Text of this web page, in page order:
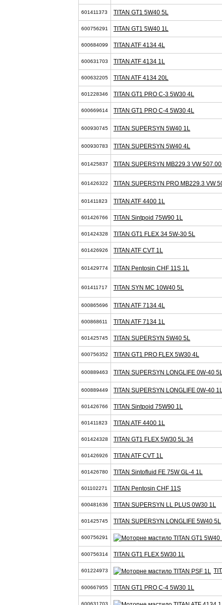
601411373 TITAN GT1 5W40 5L
600756291 TITAN GT1 5W40 1L
600684099 TITAN ATF 4134 4L
600631703 TITAN ATF 4134 1L
600632205 TITAN ATF 4134 20L
601228346 TITAN GT1 PRO C-3 5W30 4L
600669614 TITAN GT1 PRO C-4 5W30 4L
600930745 TITAN SUPERSYN 5W40 1L
600930783 TITAN SUPERSYN 5W40 4L
601425837 TITAN SUPERSYN MB229.3 VW
601426322 TITAN SUPERSYN PRO MB229.3 VW
601411823 TITAN ATF 4400 1L
601426766 TITAN Sintpoid 75W90 1L
601424328 TITAN GT1 FLEX 34 5W-30 5L
601426926 TITAN ATF CVT 1L
601429774 TITAN Pentosin CHF 11S 1L
601411717 TITAN SYN MC 10W40 5L
600865696 TITAN ATF 7134 4L
600868611 TITAN ATF 7134 1L
601425745 TITAN SUPERSYN 5W40 5L
600756352 TITAN GT1 PRO FLEX 5W30 4L
600889463 TITAN SUPERSYN LONGLIFE 0W-40
600889449 TITAN SUPERSYN LONGLIFE 0W-40
601426766 TITAN Sintpoid 75W90 1L
601411823 TITAN ATF 4400 1L
601424328 TITAN GT1 FLEX 5W30 5L 34
601426926 TITAN ATF CVT 1L
601426780 TITAN Sintofluid FE 75W GL-4 1L
601102271 TITAN Pentosin CHF 11S
600481636 TITAN SUPERSYN LL PLUS 0W30 1L
601425745 TITAN SUPERSYN LONGLIFE 5W40 5L
600756291
600756314 TITAN GT1 FLEX 5W30 1L
601224973
600667955 TITAN GT1 PRO C-4 5W30 1L
600631703